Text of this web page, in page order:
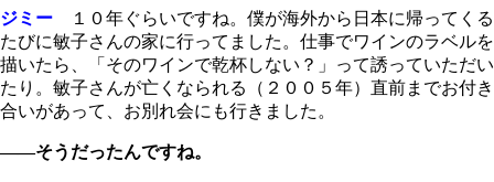
ジミー １０年ぐらいですね。僕が海外から日本に帰ってくる
たびに敏子さんの家に行ってました。仕事でワインのラベルを
描いたら、「そのワインで乾杯しない？」って誘っていただい
たり。敏子さんが亡くなられる（２００５年）直前までお付き
合いがあって、お別れ会にも行きました。
――そうだったんですね。